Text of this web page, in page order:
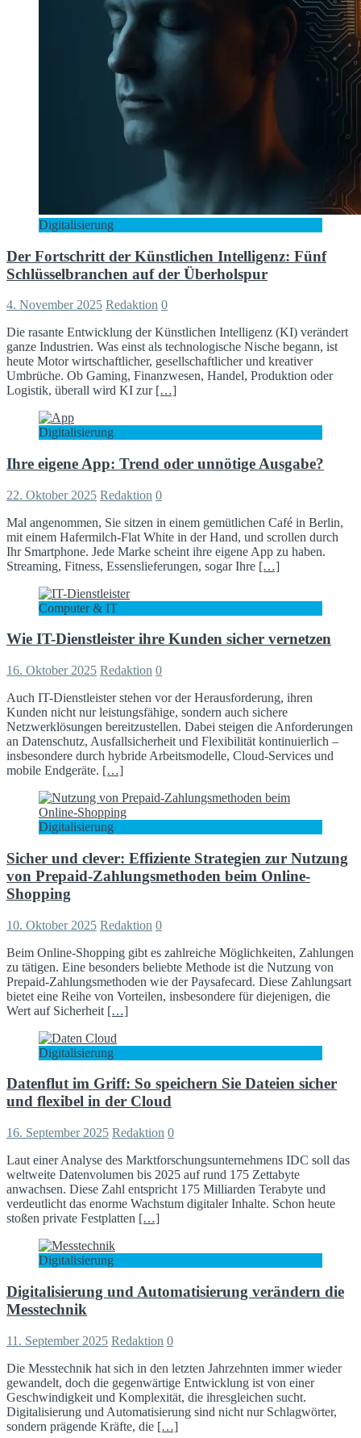
Digitalisierung
Der Fortschritt der Künstlichen Intelligenz: Fünf
Schlüsselbranchen auf der Überholspur
4. November 2025 Redaktion 0
Die rasante Entwicklung der Künstlichen Intelligenz (KI) verändert
ganze Industrien. Was einst als technologische Nische begann, ist
heute Motor wirtschaftlicher, gesellschaftlicher und kreativer
Umbrüche. Ob Gaming, Finanzwesen, Handel, Produktion oder
Logistik, überall wird KI zur […]
Digitalisierung
Ihre eigene App: Trend oder unnötige Ausgabe?
22. Oktober 2025 Redaktion 0
Mal angenommen, Sie sitzen in einem gemütlichen Café in Berlin,
mit einem Hafermilch-Flat White in der Hand, und scrollen durch
Ihr Smartphone. Jede Marke scheint ihre eigene App zu haben.
Streaming, Fitness, Essenslieferungen, sogar Ihre […]
Computer & IT
Wie IT-Dienstleister ihre Kunden sicher vernetzen
16. Oktober 2025 Redaktion 0
Auch IT-Dienstleister stehen vor der Herausforderung, ihren
Kunden nicht nur leistungsfähige, sondern auch sichere
Netzwerklösungen bereitzustellen. Dabei steigen die Anforderungen
an Datenschutz, Ausfallsicherheit und Flexibilität kontinuierlich –
insbesondere durch hybride Arbeitsmodelle, Cloud-Services und
mobile Endgeräte. […]
Digitalisierung
Sicher und clever: Effiziente Strategien zur Nutzung
von Prepaid-Zahlungsmethoden beim Online-
Shopping
10. Oktober 2025 Redaktion 0
Beim Online-Shopping gibt es zahlreiche Möglichkeiten, Zahlungen
zu tätigen. Eine besonders beliebte Methode ist die Nutzung von
Prepaid-Zahlungsmethoden wie der Paysafecard. Diese Zahlungsart
bietet eine Reihe von Vorteilen, insbesondere für diejenigen, die
Wert auf Sicherheit […]
Digitalisierung
Datenflut im Griff: So speichern Sie Dateien sicher
und flexibel in der Cloud
16. September 2025 Redaktion 0
Laut einer Analyse des Marktforschungsunternehmens IDC soll das
weltweite Datenvolumen bis 2025 auf rund 175 Zettabyte
anwachsen. Diese Zahl entspricht 175 Milliarden Terabyte und
verdeutlicht das enorme Wachstum digitaler Inhalte. Schon heute
stoßen private Festplatten […]
Digitalisierung
Digitalisierung und Automatisierung verändern die
Messtechnik
11. September 2025 Redaktion 0
Die Messtechnik hat sich in den letzten Jahrzehnten immer wieder
gewandelt, doch die gegenwärtige Entwicklung ist von einer
Geschwindigkeit und Komplexität, die ihresgleichen sucht.
Digitalisierung und Automatisierung sind nicht nur Schlagwörter,
sondern prägende Kräfte, die […]